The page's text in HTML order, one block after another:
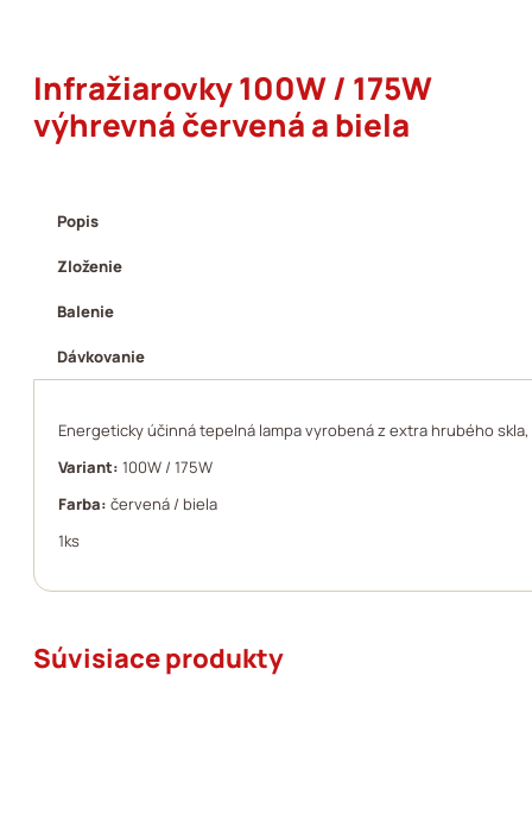
Infražiarovky 100W / 175W
výhrevná červená a biela
Popis
Zloženie
Balenie
Dávkovanie
Energeticky účinná tepelná lampa vyrobená z extra hrubého
Variant: 100W / 175W
Farba: červená / biela
1ks
Súvisiace produkty